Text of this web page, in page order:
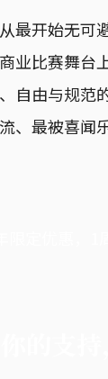
最开始无可
业比赛舞台
自由与规
、最被喜闻